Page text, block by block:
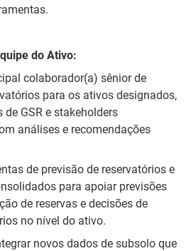
do Ativo:
colaborador(a) sênior de
para os ativos designados,
GSR e stakeholders
análises e recomendações
de previsão de reservatórios e
para apoiar previsões
de reservas e decisões de
no nível do ativo.
novos dados de subsolo que